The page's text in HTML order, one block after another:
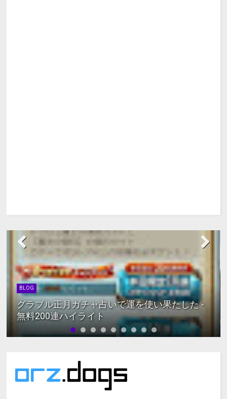
BLOG
グラブル正月ガチャ占いで運を使い果たした -
無料200連ハイライト